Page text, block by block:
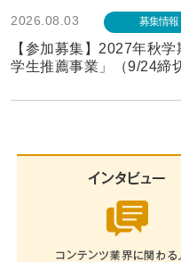
2026.08.03 募集情報
【参加募集】2027年秋
学生推薦事業」（9/24締